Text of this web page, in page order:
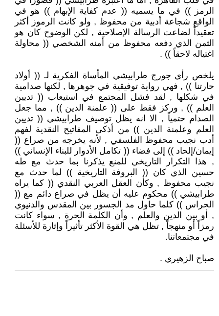
الرمز )) في ما يسميه (( عدم كفاية الإبهام )) هو في
الواقع شجاعة أدبية من محفوظ , ولو كانت الرموز أكثر
تعقيداً لضاعت الرسالة الإصلاحية , لكن الوضوح كان هو
الثمن الذي دفعه محفوظ من أمنه الشخصي (( محاولة
اغتياله لاحقاً )) .
يلخص رأي جورج طرابيشي المأساة الفكرية لـ (( أولاد
حارتنا )) , فهي رواية توفيقية في جوهرها , لكنها صدامية
في شكلها , لقد فشل المجتمع في استيعاب (( تديين
العلم )) , وركز فقط على (( علمنة الدين )) , مما جعل
الصدام حتمياً , الا انه يظل توصيف طرابيشي (( تديين
العلم وعلمنة الدين )) من أذكى المفاتيح النقدية لفهم
أدب نجيب محفوظ الفلسفي , لأنه يخرجه من صراع ((
إيمان/إلحاد )) إلى فضاء (( تكامل الأدوار للبناء الإنساني ))
, هذا التكرار التاريخي للمنع يذكرنا بما حدث مع طه
حسين الذي كان (( البروفة التاريخية )) لما حدث مع
نجيب محفوظ , وكأن العقل العربي النقدي (( كما يراه
طرابيشي )) محكوم عليه أن يظل في صراع دائم مع ((
الحراس )) كلما حاول مد الجسور بين المقدس والدنيوي
, أو بين الدين والعلم , وأن الكلمة الحرة , سواء كانت
رمزاً أو منهجاً , تظل هي القوة الأكثر تأثيراً وإثارة للأسئلة
في مجتمعاتنا.
صباح الزهيري .